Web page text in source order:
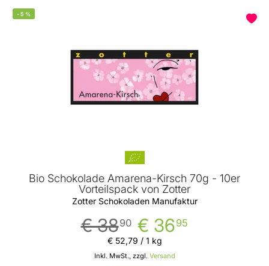
-5 %
Bio Schokolade Amarena-Kirsch 70g - 10er
Vorteilspack von Zotter
Zotter Schokoladen Manufaktur
€ 3695
€ 3890
Inkl. MwSt., zzgl. Versand
€ 52,79 / 1 kg